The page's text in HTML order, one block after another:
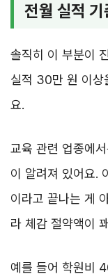
전월 실적
솔직히 이 부분이
실적 30만 원 이상
요.
교육 관련 업종에
이 알려져 있어요.
이라고 끝나는 게
라 체감 절약액이
예를 들어 학원비